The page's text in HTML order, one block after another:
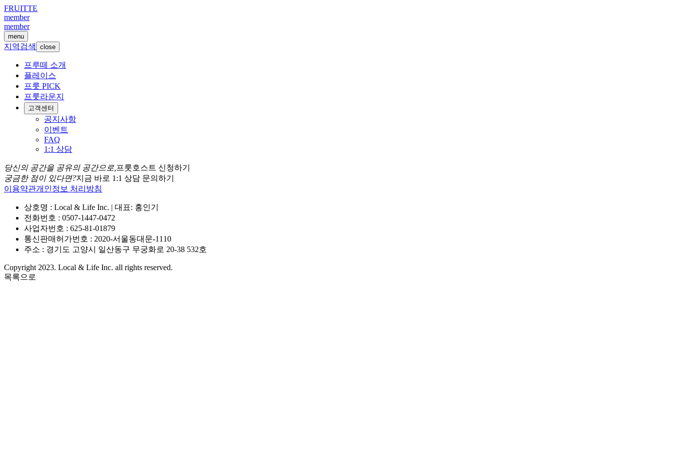
FRUITTE
member
member
menu
지역검색 close
프루떼 소개
플레이스
프룻 PICK
프룻라운지
고객센터
공지사항
이벤트
FAQ
1:1 상담
당신의 공간을 공유의 공간으로, 프룻호스트 신청하기
궁금한 점이 있다면?지금 바로 1:1 상담 문의하기
이용약관개인정보 처리방침
상호명 : Local & Life Inc. | 대표: 홍인기
전화번호 : 0507-1447-0472
사업자번호 : 625-81-01879
통신판매허가번호 : 2020-서울동대문-1110
주소 : 경기도 고양시 일산동구 무궁화로 20-38 532호
Copyright 2023. Local & Life Inc. all rights reserved.
목록으로